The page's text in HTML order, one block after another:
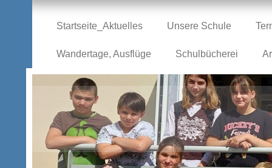
Startseite_Aktuelles Unsere Schule
Wandertage, Ausflüge Schulbücherei